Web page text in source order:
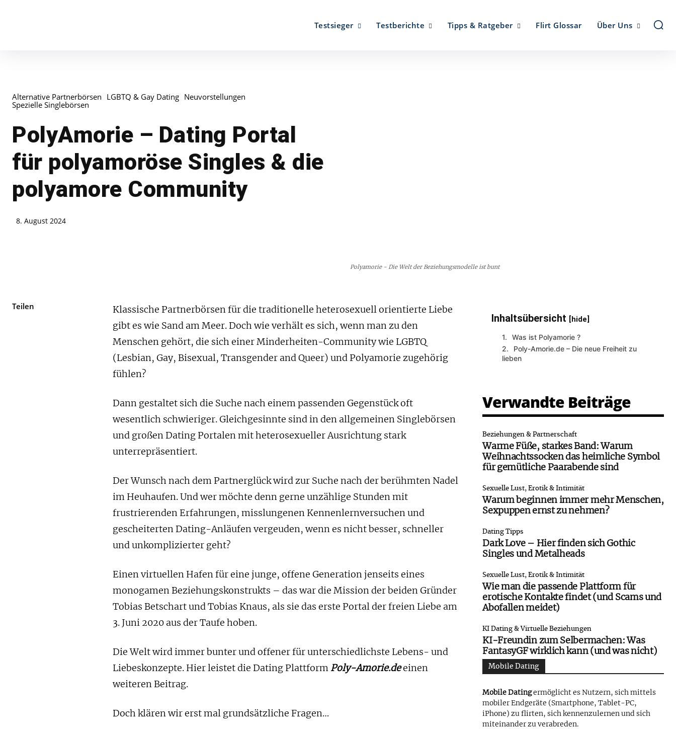
Testsieger Testberichte Tipps & Ratgeber Flirt Glossar Über Uns
Alternative Partnerbörsen LGBTQ & Gay Dating Neuvorstellungen
Spezielle Singlebörsen
PolyAmorie – Dating Portal
für polyamoröse Singles & die
polyamore Community
8. August 2024
Polyamorie - Die Welt der Beziehungsmodelle ist bunt
Teilen
Klassische Partnerbörsen für die traditionelle heterosexuell orientierte Liebe
gibt es wie Sand am Meer. Doch wie verhält es sich, wenn man zu den
Menschen gehört, die sich einer Minderheiten-Community wie LGBTQ
(Lesbian, Gay, Bisexual, Transgender and Queer) und Polyamorie zugehörig
fühlen?
Dann gestaltet sich die Suche nach einem passenden Gegenstück oft
wesentlich schwieriger. Gleichgesinnte sind in den allgemeinen Singlebörsen
und großen Dating Portalen mit heterosexueller Ausrichtung stark
unterrepräsentiert.
Der Wunsch nach dem Partnerglück wird zur Suche nach der berühmten Nadel
im Heuhaufen. Und wer möchte denn gerne unzählige Stunden mit
frustrierenden Erfahrungen, misslungenen Kennenlernversuchen und
gescheiterten Dating-Anläufen vergeuden, wenn es nicht besser, schneller
und unkomplizierter geht?
Einen virtuellen Hafen für eine junge, offene Generation jenseits eines
monogamen Beziehungskonstrukts – das war die Mission der beiden Gründer
Tobias Betschart und Tobias Knaus, als sie das erste Portal der freien Liebe am
3. Juni 2020 aus der Taufe hoben.
Die Welt wird immer bunter und offener für unterschiedlichste Lebens- und
Liebeskonzepte. Hier leistet die Dating Plattform Poly-Amorie.deeinen
weiteren Beitrag.
Doch klären wir erst mal grundsätzliche Fragen…
Inhaltsübersicht [hide]
Was ist Polyamorie ?
Poly-Amorie.de – Die neue Freiheit zu
lieben
Verwandte Beiträge
Beziehungen & Partnerschaft
Warme Füße, starkes Band: Warum
Weihnachtssocken das heimliche Symbol
für gemütliche Paarabende sind
Sexuelle Lust, Erotik & Intimität
Warum beginnen immer mehr Menschen,
Sexpuppen ernst zu nehmen?
Dating Tipps
Dark Love – Hier finden sich Gothic
Singles und Metalheads
Sexuelle Lust, Erotik & Intimität
Wie man die passende Plattform für
erotische Kontakte findet (und Scams und
Abofallen meidet)
KI Dating & Virtuelle Beziehungen
KI-Freundin zum Selbermachen: Was
FantasyGF wirklich kann (und was nicht)
Mobile Dating
Mobile Datingermöglicht es Nutzern, sich mittels
mobiler Endgeräte (Smartphone, Tablet-PC,
iPhone) zu flirten, sich kennenzulernen und sich
miteinander zu verabreden.